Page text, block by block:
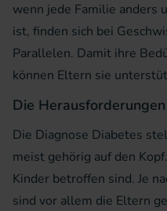
wenn jede Familie anders
ist, finden sich bei
Parallelen. Damit ihre
können Eltern sie
Die
Die Diagnose Diabetes
meist gehörig auf den
Kinder betroffen sind. Je
sind vor allem die Eltern